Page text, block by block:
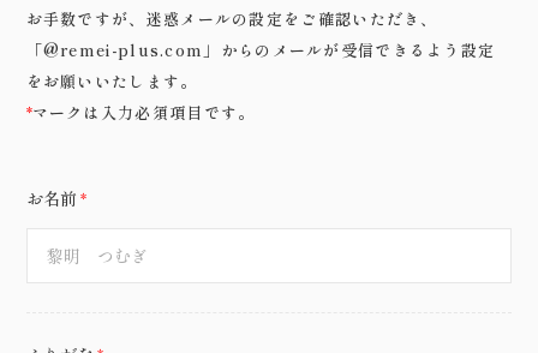
お手数ですが、迷惑メールの設定をご確認いただき、
「@remei-plus.com」からのメールが受信できるよう設定
をお願いいたします。
*マークは入力必須項目です。
お名前 *